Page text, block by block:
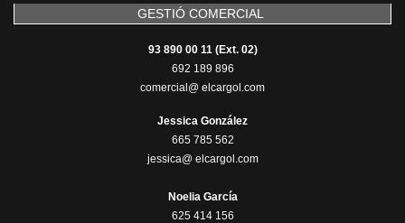
GESTIÓ COMERCIAL
93 890 00 11 (Ext. 02)
692 189 896
comercial@ elcargol.com
Jessica González
665 785 562
jessica@ elcargol.com
Noelia García
625 414 156